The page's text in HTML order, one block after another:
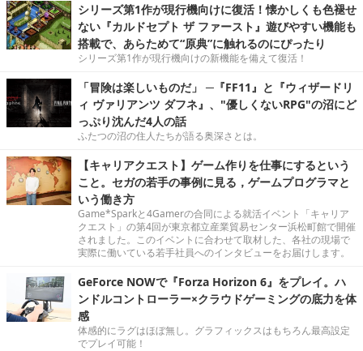
シリーズ第1作が現行機向けに復活！懐かしくも色褪せ
ない『カルドセプト ザ ファースト』遊びやすい機能も
搭載で、あらためて“原典”に触れるのにぴったり
シリーズ第1作が現行機向けの新機能を備えて復活！
「冒険は楽しいものだ」 ─『FF11』と『ウィザードリ
ィ ヴァリアンツ ダフネ』、"優しくないRPG"の沼にど
っぷり沈んだ4人の話
ふたつの沼の住人たちが語る奥深さとは。
【キャリアクエスト】ゲーム作りを仕事にするという
こと。セガの若手の事例に見る，ゲームプログラマと
いう働き方
Game*Sparkと4Gamerの合同による就活イベント「キャリア
クエスト」の第4回が東京都立産業貿易センター浜松町館で開催
されました。このイベントに合わせて取材した、各社の現場で
実際に働いている若手社員へのインタビューをお届けします。
GeForce NOWで『Forza Horizon 6』をプレイ。ハ
ンドルコントローラー×クラウドゲーミングの底力を体
感
体感的にラグはほぼ無し。グラフィックスはもちろん最高設定
でプレイ可能！